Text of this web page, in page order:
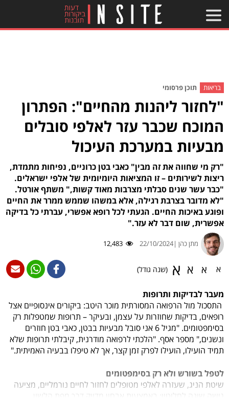
בריאות תוכן פרסומי
"לחזור ליהנות מהחיים": הפתרון
המוכח שכבר עזר לאלפי סובלים
מבעיות במערכת העיכול
"רק מי שחווה את זה מבין" כאבי בטן כרוניים, נפיחות מתמדת,
ריצות לשירותים – זו המציאות היומיומית של אלפי ישראלים.
"כבר עשר שנים סבלתי מצרבות מאוד קשות," משתף אורטל.
"לא מדובר בצרבת רגילה, אלא במשהו שממש ממרר את החיים
ופוגע באיכות החיים. הגעתי לכל רופא אפשרי, עברתי כל בדיקה
אפשרית, שום דבר לא עזר."
מתן כהן |22/10/2024
12,483
א א א א (שנה גודל)
מעבר לבדיקות ותרופות
התסכול מול הרפואה המסורתית מוכר היטב: ביקורים אינסופיים אצל
רופאים, בדיקות שחוזרות על עצמן, ובעיקר – תרופות שמטפלות רק
בסימפטומים. "מגיל 6 אני סובל מבעיות בבטן, כאבי בטן חוזרים
ונשנים," מספר אסף. "הלכתי לרפואה מודרנית, קיבלתי תרופות שלא
תמיד הועילו, הועילו לפרק זמן קצר, אך לא טיפלו בבעיה האמיתית."
לטפל בשורש ולא רק בסימפטומים
שיטת הניג, שעזרה לאלפי מטופלים לחזור לחיים נורמליים, מציעה
גישה שונה לחלוטין: באמצעות אבחון מדויק דרך מפת הלשון,